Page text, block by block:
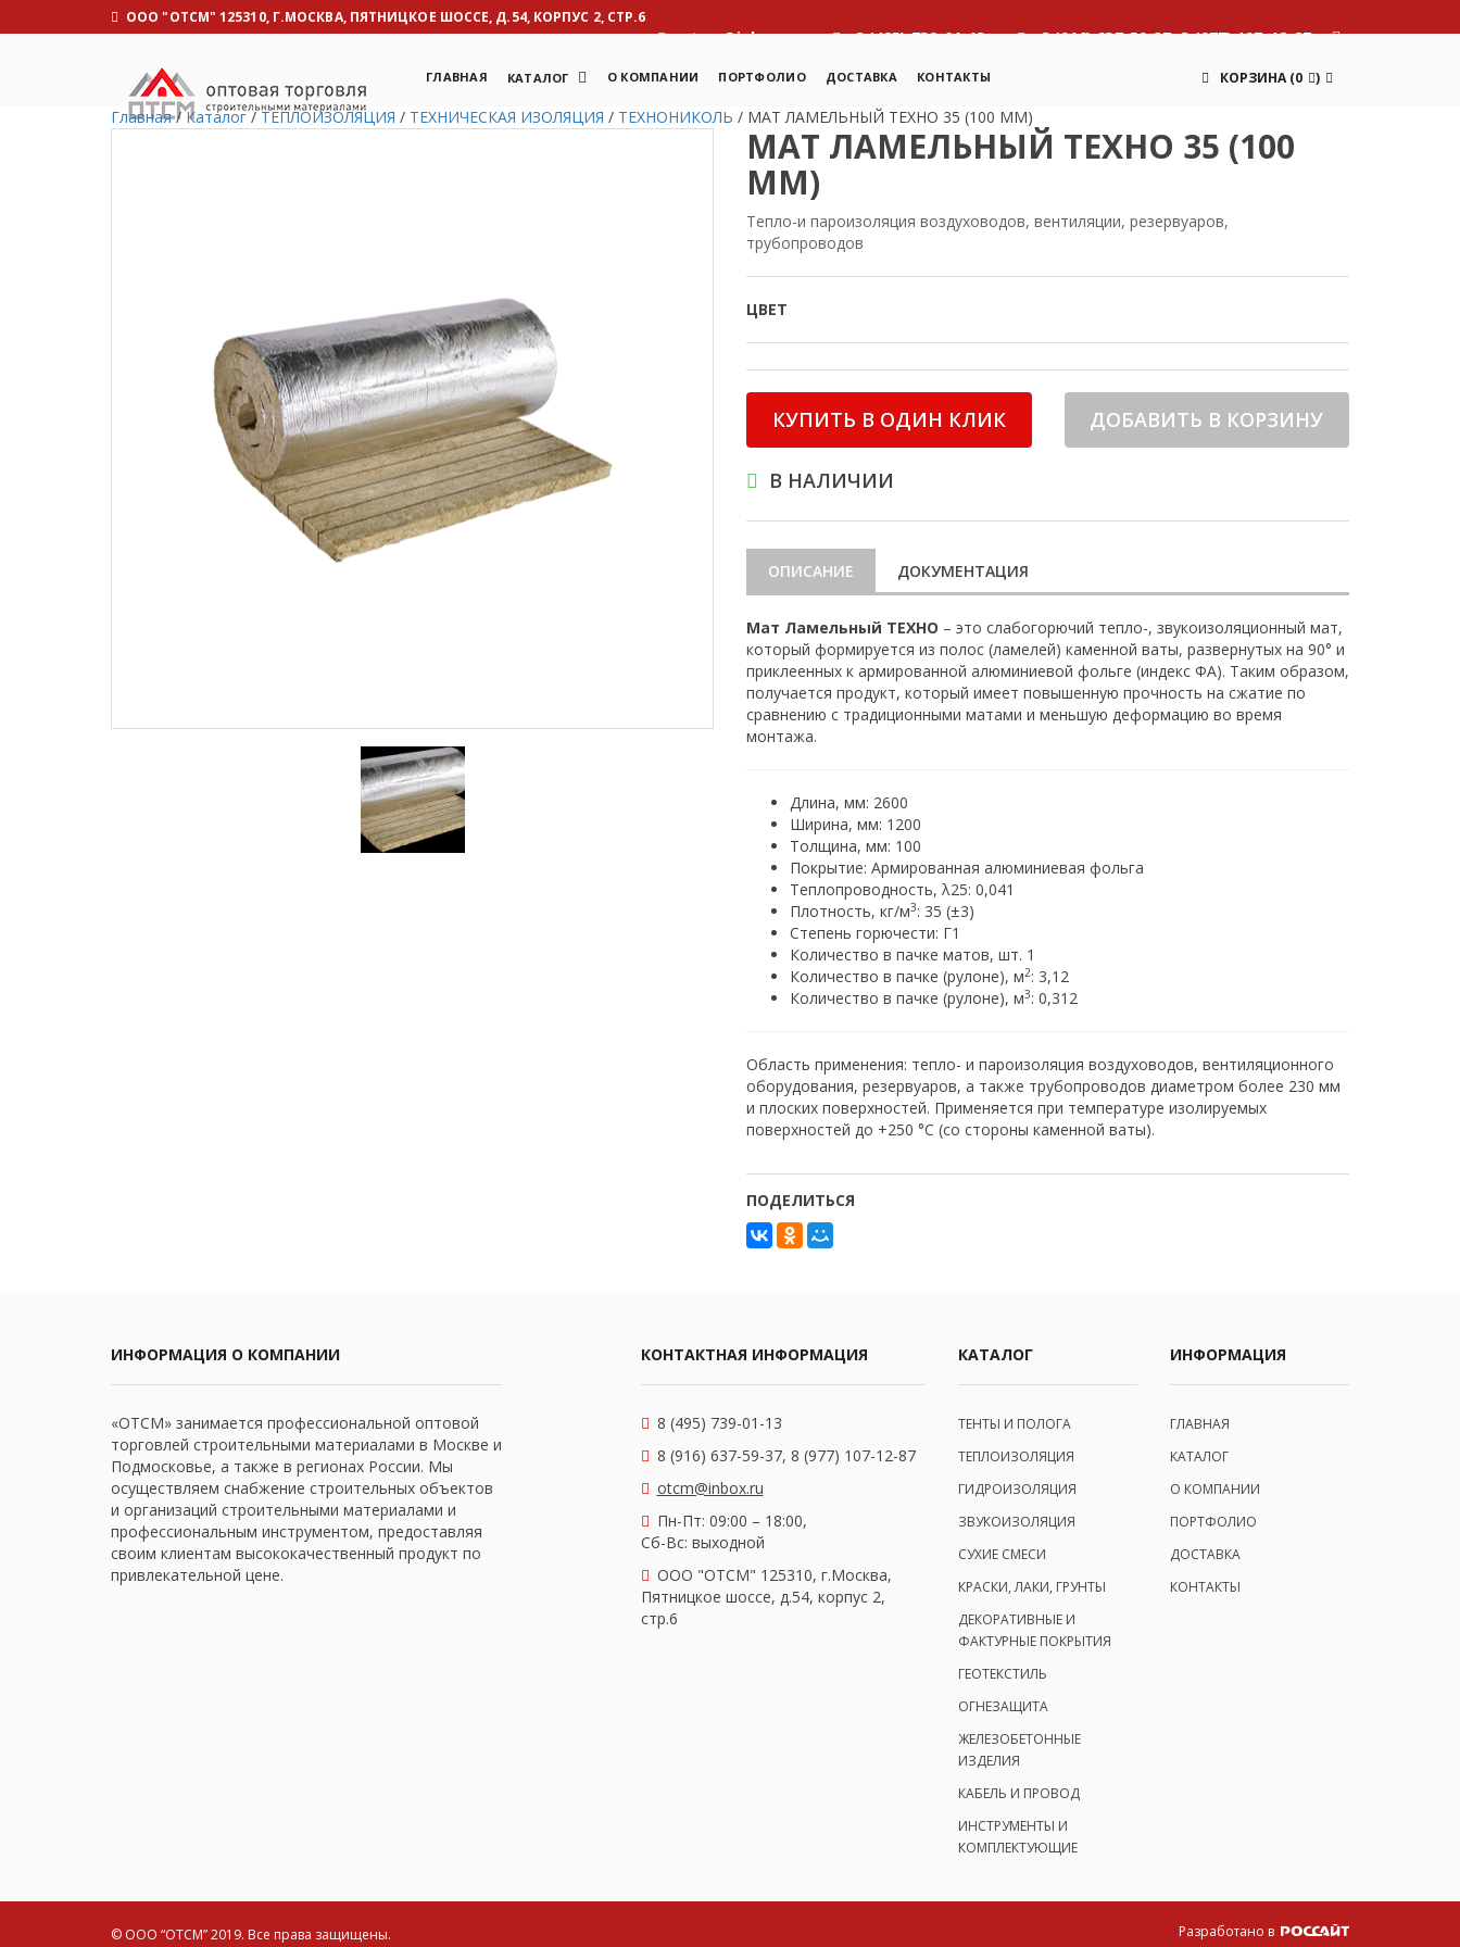
OOO "ОТСМ" 125310, Г.МОСКВА, ПЯТНИЦКОЕ ШОССЕ, Д.54, КОРПУС 2, СТР.6
otcm@inbox.ru 8 (495) 739-01-13 8 (916) 637-59-37, 8 (977) 107-12-87
ГЛАВНАЯ КАТАЛОГ О КОМПАНИИ ПОРТФОЛИО ДОСТАВКА КОНТАКТЫ КОРЗИНА (0 )
Главная /Каталог /ТЕПЛОИЗОЛЯЦИЯ / ТЕХНИЧЕСКАЯ ИЗОЛЯЦИЯ / ТЕХНОНИКОЛЬ / МАТ ЛАМЕЛЬНЫЙ ТЕХНО 35 (100 ММ)
МАТ ЛАМЕЛЬНЫЙ ТЕХНО 35 (100
ММ)
Тепло-и пароизоляция воздуховодов, вентиляции, резервуаров,
трубопроводов
ЦВЕТ
КУПИТЬ В ОДИН КЛИК ДОБАВИТЬ В КОРЗИНУ
В НАЛИЧИИ
ОПИСАНИЕ ДОКУМЕНТАЦИЯ
Мат Ламельный ТЕХНО – это слабогорючий тепло-, звукоизоляционный мат,
который формируется из полос (ламелей) каменной ваты, развернутых на 90° и
приклеенных к армированной алюминиевой фольге (индекс ФА). Таким образом,
получается продукт, который имеет повышенную прочность на сжатие по
сравнению с традиционными матами и меньшую деформацию во время
монтажа.
Длина, мм: 2600
Ширина, мм: 1200
Толщина, мм: 100
Покрытие: Армированная алюминиевая фольга
Теплопроводность, λ25: 0,041
Плотность, кг/м3: 35 (±3)
Степень горючести: Г1
Количество в пачке матов, шт. 1
Количество в пачке (рулоне), м2: 3,12
Количество в пачке (рулоне), м3: 0,312
Область применения: тепло- и пароизоляция воздуховодов, вентиляционного
оборудования, резервуаров, а также трубопроводов диаметром более 230 мм
и плоских поверхностей. Применяется при температуре изолируемых
поверхностей до +250 °С (со стороны каменной ваты).
ПОДЕЛИТЬСЯ
ИНФОРМАЦИЯ О КОМПАНИИ
«ОТСМ» занимается профессиональной оптовой
торговлей строительными материалами в Москве и
Подмосковье, а также в регионах России. Мы
осуществляем снабжение строительных объектов
и организаций строительными материалами и
профессиональным инструментом, предоставляя
своим клиентам высококачественный продукт по
привлекательной цене.
КОНТАКТНАЯ ИНФОРМАЦИЯ
8 (495) 739-01-13
8 (916) 637-59-37, 8 (977) 107-12-87
otcm@inbox.ru
Пн-Пт: 09:00 – 18:00,
Сб-Вс: выходной
OOO "ОТСМ" 125310, г.Москва,
Пятницкое шоссе, д.54, корпус 2,
стр.6
КАТАЛОГ
ТЕНТЫ И ПОЛОГА
ТЕПЛОИЗОЛЯЦИЯ
ГИДРОИЗОЛЯЦИЯ
ЗВУКОИЗОЛЯЦИЯ
СУХИЕ СМЕСИ
КРАСКИ, ЛАКИ, ГРУНТЫ
ДЕКОРАТИВНЫЕ И
ФАКТУРНЫЕ ПОКРЫТИЯ
ГЕОТЕКСТИЛЬ
ОГНЕЗАЩИТА
ЖЕЛЕЗОБЕТОННЫЕ
ИЗДЕЛИЯ
КАБЕЛЬ И ПРОВОД
ИНСТРУМЕНТЫ И
КОМПЛЕКТУЮЩИЕ
ИНФОРМАЦИЯ
ГЛАВНАЯ
КАТАЛОГ
О КОМПАНИИ
ПОРТФОЛИО
ДОСТАВКА
КОНТАКТЫ
© ООО “ОТСМ” 2019. Все права защищены. Разработано в